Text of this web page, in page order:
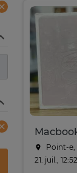
Point-e,
21. juil., 12:52